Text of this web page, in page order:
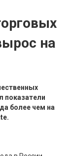
на
показатели
более чем на